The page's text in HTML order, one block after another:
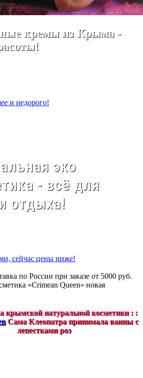
кремы из Крыма -
и недорого!
эко
- всё для
отдыха!
сейчас цены ниже!
по России при заказе от 5000 руб.
крымской натуральной косметики : :
Сама Клеопатра принимала ванны с
лепестками роз